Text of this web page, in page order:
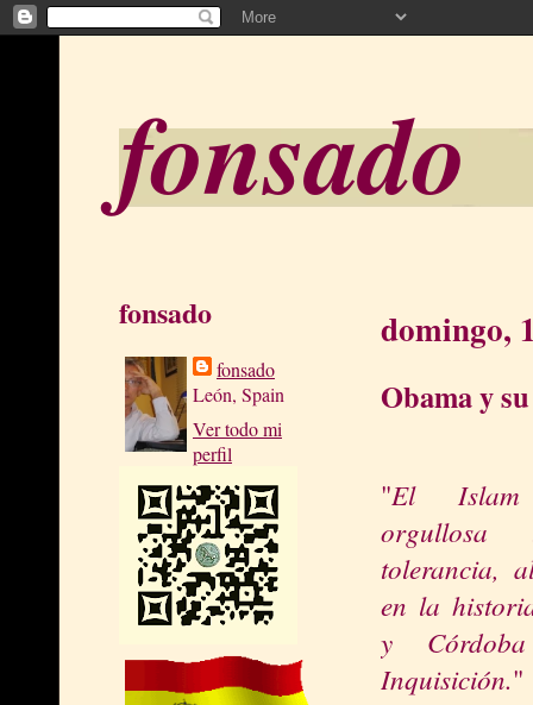
fonsado
fonsado
fonsado
León, Spain
Ver todo mi
perfil
domingo,
Obama y
"El
orgullosa
tolerancia,
en la
y
Inquisición."